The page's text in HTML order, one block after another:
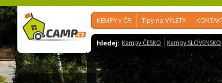
KEMPY v ČR Tipy na VÝLETY
hledej: Kempy ČESKO Kempy SLOVENSKO